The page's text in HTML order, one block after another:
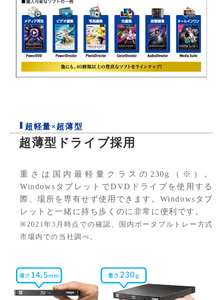
超軽量×超薄型
超薄型ドライブ採用
重さは国内最軽量クラスの230g（※）。
WindowsタブレットでDVDドライブを使用する
際、場所を専有せず使用できます。Windowsタブ
レットと一緒に持ち歩くのに非常に便利です。
※2021年3月時点での確認、国内ポータブルトレー方式
市場内での当社調べ。